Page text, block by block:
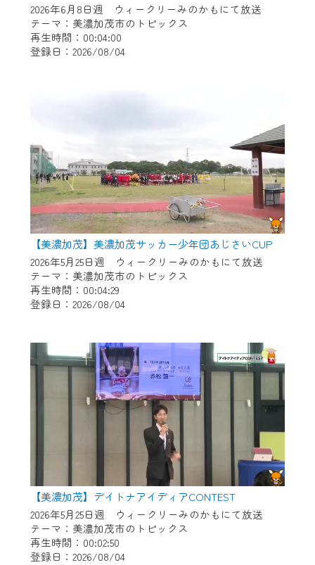
2026年6月8日週 ウィークリーみのかもにて放送
テーマ：美濃加茂市のトピックス
再生時間：00:04:00
登録日：2026/08/04
【美濃加茂】美濃加茂サッカー少年団あじさいCUP
2026年5月25日週 ウィークリーみのかもにて放送
テーマ：美濃加茂市のトピックス
再生時間：00:04:29
登録日：2026/08/04
【美濃加茂】デイトナアイディアCONTEST
2026年5月25日週 ウィークリーみのかもにて放送
テーマ：美濃加茂市のトピックス
再生時間：00:02:50
登録日：2026/08/04